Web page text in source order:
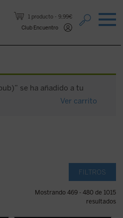
1 producto
9,99€
Club Encuentro
se ha añadido a tu
Ver carrito
FILTROS
Mostrando 469 - 480 de 1015
resultados